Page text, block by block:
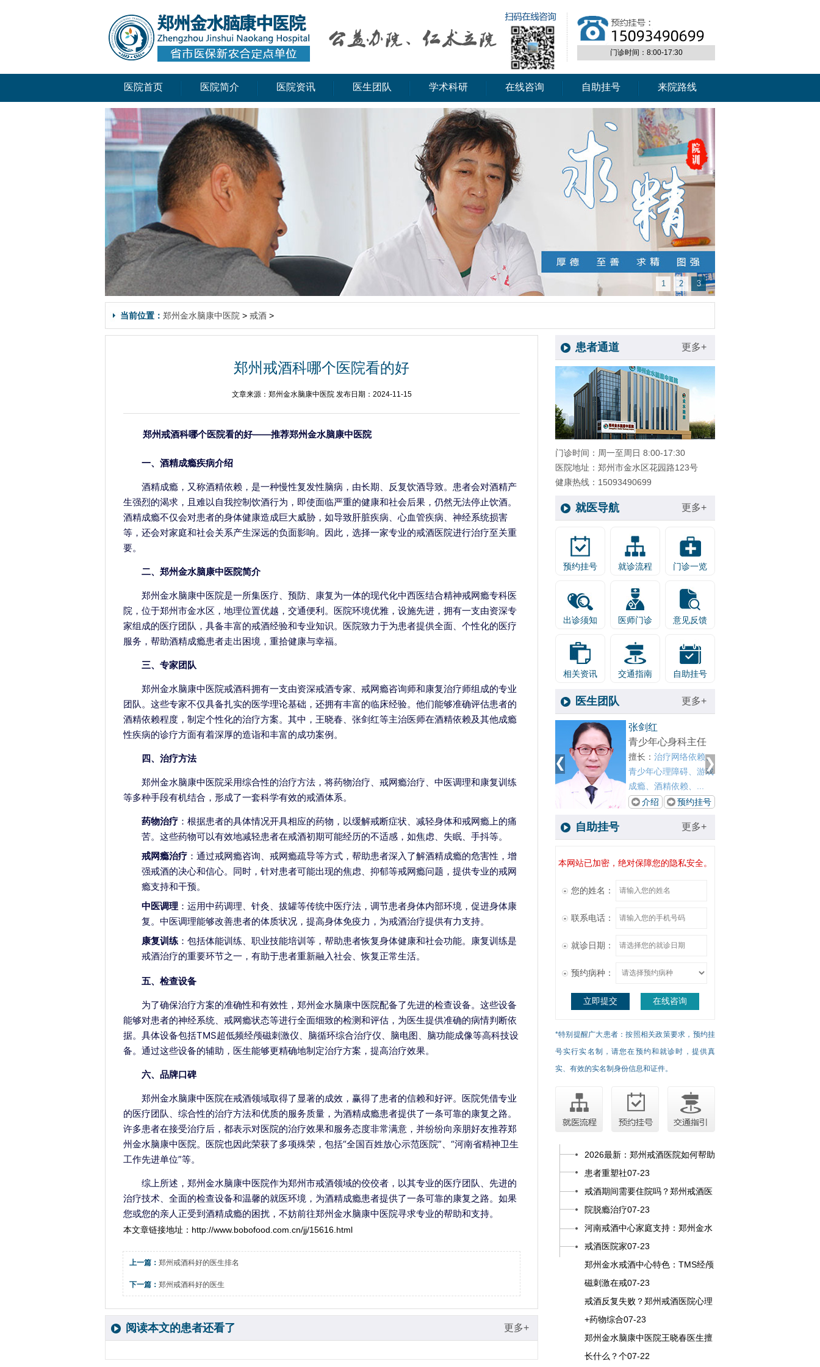
门诊时间：8:00-17:30
医院首页 医院简介 医院资讯 医生团队 学术科研 在线咨询 自助挂号 来院路线
1 2 3
当前位置： 郑州金水脑康中医院 > 戒酒 >
郑州戒酒科哪个医院看的好
文章来源：郑州金水脑康中医院 发布日期：2024-11-15
郑州戒酒科哪个医院看的好——推荐郑州金水脑康中医院
一、酒精成瘾疾病介绍
酒精成瘾，又称酒精依赖，是一种慢性复发性脑病，由长期、反复饮酒导致。患者会对酒精产
生强烈的渴求，且难以自我控制饮酒行为，即使面临严重的健康和社会后果，仍然无法停止饮酒。
酒精成瘾不仅会对患者的身体健康造成巨大威胁，如导致肝脏疾病、心血管疾病、神经系统损害
等，还会对家庭和社会关系产生深远的负面影响。因此，选择一家专业的戒酒医院进行治疗至关重
要。
二、郑州金水脑康中医院简介
郑州金水脑康中医院是一所集医疗、预防、康复为一体的现代化中西医结合精神戒网瘾专科医
院，位于郑州市金水区，地理位置优越，交通便利。医院环境优雅，设施先进，拥有一支由资深专
家组成的医疗团队，具备丰富的戒酒经验和专业知识。医院致力于为患者提供全面、个性化的医疗
服务，帮助酒精成瘾患者走出困境，重拾健康与幸福。
三、专家团队
郑州金水脑康中医院戒酒科拥有一支由资深戒酒专家、戒网瘾咨询师和康复治疗师组成的专业
团队。这些专家不仅具备扎实的医学理论基础，还拥有丰富的临床经验。他们能够准确评估患者的
酒精依赖程度，制定个性化的治疗方案。其中，王晓春、张剑红等主治医师在酒精依赖及其他成瘾
性疾病的诊疗方面有着深厚的造诣和丰富的成功案例。
四、治疗方法
郑州金水脑康中医院采用综合性的治疗方法，将药物治疗、戒网瘾治疗、中医调理和康复训练
等多种手段有机结合，形成了一套科学有效的戒酒体系。
药物治疗 ：根据患者的具体情况开具相应的药物，以缓解戒断症状、减轻身体和戒网瘾上的痛
苦。这些药物可以有效地减轻患者在戒酒初期可能经历的不适感，如焦虑、失眠、手抖等。
戒网瘾治疗 ：通过戒网瘾咨询、戒网瘾疏导等方式，帮助患者深入了解酒精成瘾的危害性，增
强戒酒的决心和信心。同时，针对患者可能出现的焦虑、抑郁等戒网瘾问题，提供专业的戒网
瘾支持和干预。
中医调理 ：运用中药调理、针灸、拔罐等传统中医疗法，调节患者身体内部环境，促进身体康
复。中医调理能够改善患者的体质状况，提高身体免疫力，为戒酒治疗提供有力支持。
康复训练 ：包括体能训练、职业技能培训等，帮助患者恢复身体健康和社会功能。康复训练是
戒酒治疗的重要环节之一，有助于患者重新融入社会、恢复正常生活。
五、检查设备
为了确保治疗方案的准确性和有效性，郑州金水脑康中医院配备了先进的检查设备。这些设备
能够对患者的神经系统、戒网瘾状态等进行全面细致的检测和评估，为医生提供准确的病情判断依
据。具体设备包括TMS超低频经颅磁刺激仪、脑循环综合治疗仪、脑电图、脑功能成像等高科技设
备。通过这些设备的辅助，医生能够更精确地制定治疗方案，提高治疗效果。
六、品牌口碑
郑州金水脑康中医院在戒酒领域取得了显著的成效，赢得了患者的信赖和好评。医院凭借专业
的医疗团队、综合性的治疗方法和优质的服务质量，为酒精成瘾患者提供了一条可靠的康复之路。
许多患者在接受治疗后，都表示对医院的治疗效果和服务态度非常满意，并纷纷向亲朋好友推荐郑
州金水脑康中医院。医院也因此荣获了多项殊荣，包括“全国百姓放心示范医院”、“河南省精神卫生
工作先进单位”等。
综上所述，郑州金水脑康中医院作为郑州市戒酒领域的佼佼者，以其专业的医疗团队、先进的
治疗技术、全面的检查设备和温馨的就医环境，为酒精成瘾患者提供了一条可靠的康复之路。如果
您或您的亲人正受到酒精成瘾的困扰，不妨前往郑州金水脑康中医院寻求专业的帮助和支持。
本文章链接地址： http://www.bobofood.com.cn/jj/15616.html
上一篇： 郑州戒酒科好的医生排名
下一篇： 郑州戒酒科好的医生
阅读本文的患者还看了 更多+
患者通道 更多+
门诊时间：周一至周日 8:00-17:30
医院地址：郑州市金水区花园路123号
健康热线：15093490699
就医导航 更多+
预约挂号 就诊流程 门诊一览
出诊须知 医师门诊 意见反馈
相关资讯 交通指南 自助挂号
医生团队 更多+
张剑红
成瘾、酒精依赖、...
王晓春
戒瘾科主任
擅长： 对各种物质依
赖、网瘾、酒瘾、酒精
依赖以及酒精所致精...
介绍
预约挂号
自助挂号 更多+
本网站已加密，绝对保障您的隐私安全。
您的姓名：
联系电话：
就诊日期：
预约病种：
立即提交 在线咨询
*特别提醒广大患者：按照相关政策要求，预约挂
号实行实名制，请您在预约和就诊时，提供真
实、有效的实名制身份信息和证件。
2026最新：郑州戒酒医院如何帮助
患者重塑社07-23
戒酒期间需要住院吗？郑州戒酒医
院脱瘾治疗07-23
河南戒酒中心家庭支持：郑州金水
戒酒医院家07-23
郑州金水戒酒中心特色：TMS经颅
磁刺激在戒07-23
戒酒反复失败？郑州戒酒医院心理
+药物综合07-23
郑州金水脑康中医院王晓春医生擅
长什么？个07-22